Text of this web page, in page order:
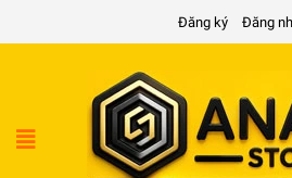
Đăng ký Đăng